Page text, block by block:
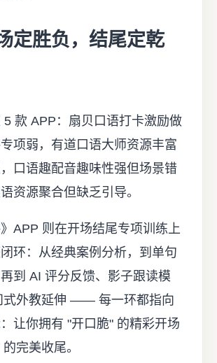
定胜负，结尾定乾
5 款 APP：扇贝口语打卡激励做
项弱，有道口语大师资源丰富
口语趣配音趣味性强但场景错
资源聚合但缺乏引导。
》APP 则在开场结尾专项训练上
环：从经典案例分析，到单句
到 AI 评分反馈、影子跟读模
式外教延伸 —— 每一环都指向
让你拥有 "开口脆" 的精彩开场
完美收尾。